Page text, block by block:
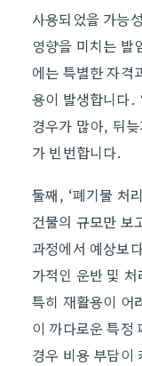
사용되었을 가능
영향을 미치는 발
에는 특별한 자격
용이 발생합니다.
경우가 많아, 뒤
가 빈번합니다.
둘째, ‘폐기물 처
건물의 규모만 보
과정에서 예상보
가적인 운반 및
특히 재활용이 어
이 까다로운 특정
경우 비용 부담이